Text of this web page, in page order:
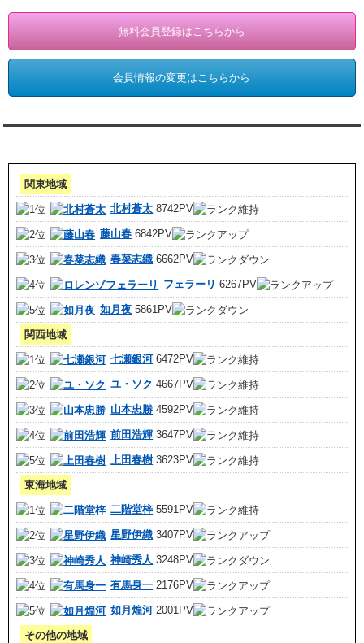
無料会員登録はこちらから
会員情報の変更はこちらから
関東地域
北村蒼太 8742PV
藤山春 6842PV
春菜志織 6662PV
フェラーリ 6267PV
如月夜 5861PV
関西地域
七瀬銀河6472PV
ユ・ソク 4667PV
山本忠勝 4592PV
前田浩輝 3647PV
上田春樹 3623PV
東海地域
二階堂梓 5591PV
星野伊織 3407PV
神崎秀人 3248PV
有馬身一 2176PV
如月煌河2001PV
その他の地域